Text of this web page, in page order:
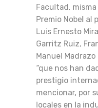
Facultad,
Premio Nobel al
Luis Ernesto
Garritz Ruiz,
Manuel
“que nos han
prestigio
mencionar, por
locales en la